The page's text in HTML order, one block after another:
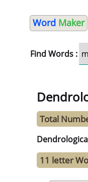
Word Maker
Find Words :
Total
11 letter